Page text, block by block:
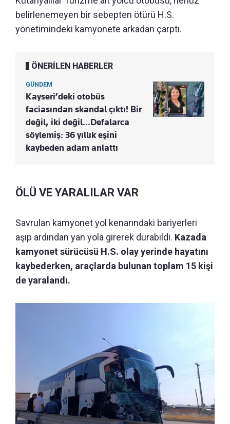
belirlenemeyen bir sebepten ötürü H.S.
yönetimindeki kamyonete arkadan çarptı.
ÖNERİLEN HABERLER
GÜNDEM
Kayseri’deki otobüs
faciasından skandal çıktı! Bir
değil, iki değil…Defalarca
söylemiş: 36 yıllık eşini
kaybeden adam anlattı
ÖLÜ VE YARALILAR VAR
Savrulan kamyonet yol kenarındaki bariyerleri
aşıp ardından yan yola girerek durabildi. Kazada
kamyonet sürücüsü H.S. olay yerinde hayatını
kaybederken, araçlarda bulunan toplam 15 kişi
de yaralandı.